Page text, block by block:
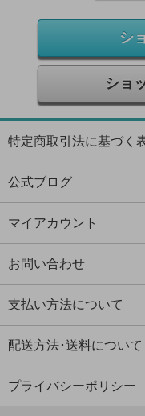
シ
ショ
特定商取引法に基づく
公式ブログ
マイアカウント
お問い合わせ
支払い方法について
配送方法･送料について
プライバシーポリシー